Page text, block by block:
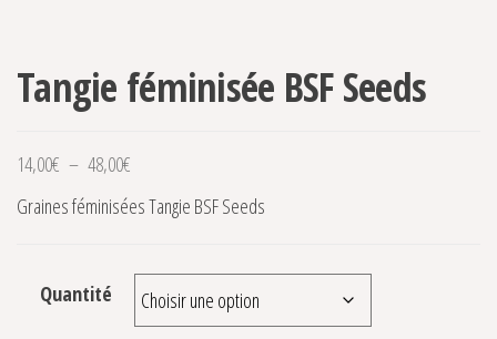
Tangie féminisée BSF Seeds
14,00€ – 48,00€
Graines féminisées Tangie BSF Seeds
Quantité